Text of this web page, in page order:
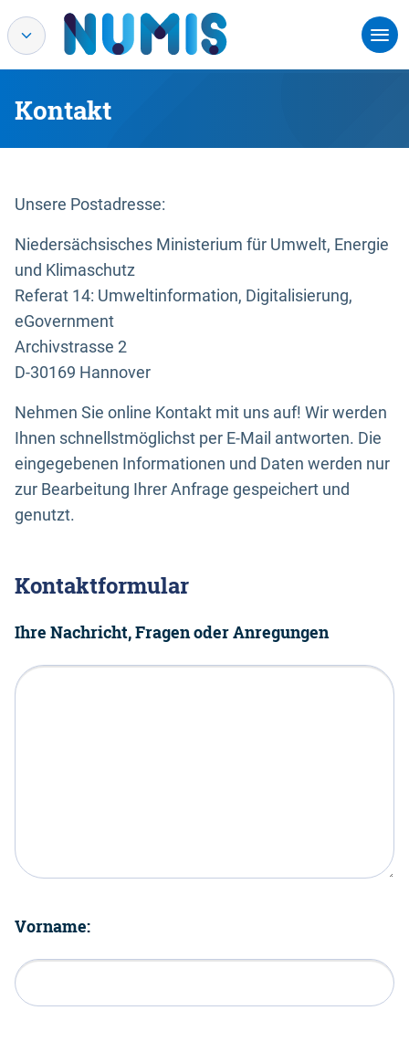
Kontakt
Unsere Postadresse:
Niedersächsisches Ministerium für Umwelt, Energie
und Klimaschutz
Referat 14: Umweltinformation, Digitalisierung,
eGovernment
Archivstrasse 2
D-30169 Hannover
Nehmen Sie online Kontakt mit uns auf! Wir werden
Ihnen schnellstmöglichst per E-Mail antworten. Die
eingegebenen Informationen und Daten werden nur
zur Bearbeitung Ihrer Anfrage gespeichert und
genutzt.
Kontaktformular
Ihre Nachricht, Fragen oder Anregungen
Vorname: